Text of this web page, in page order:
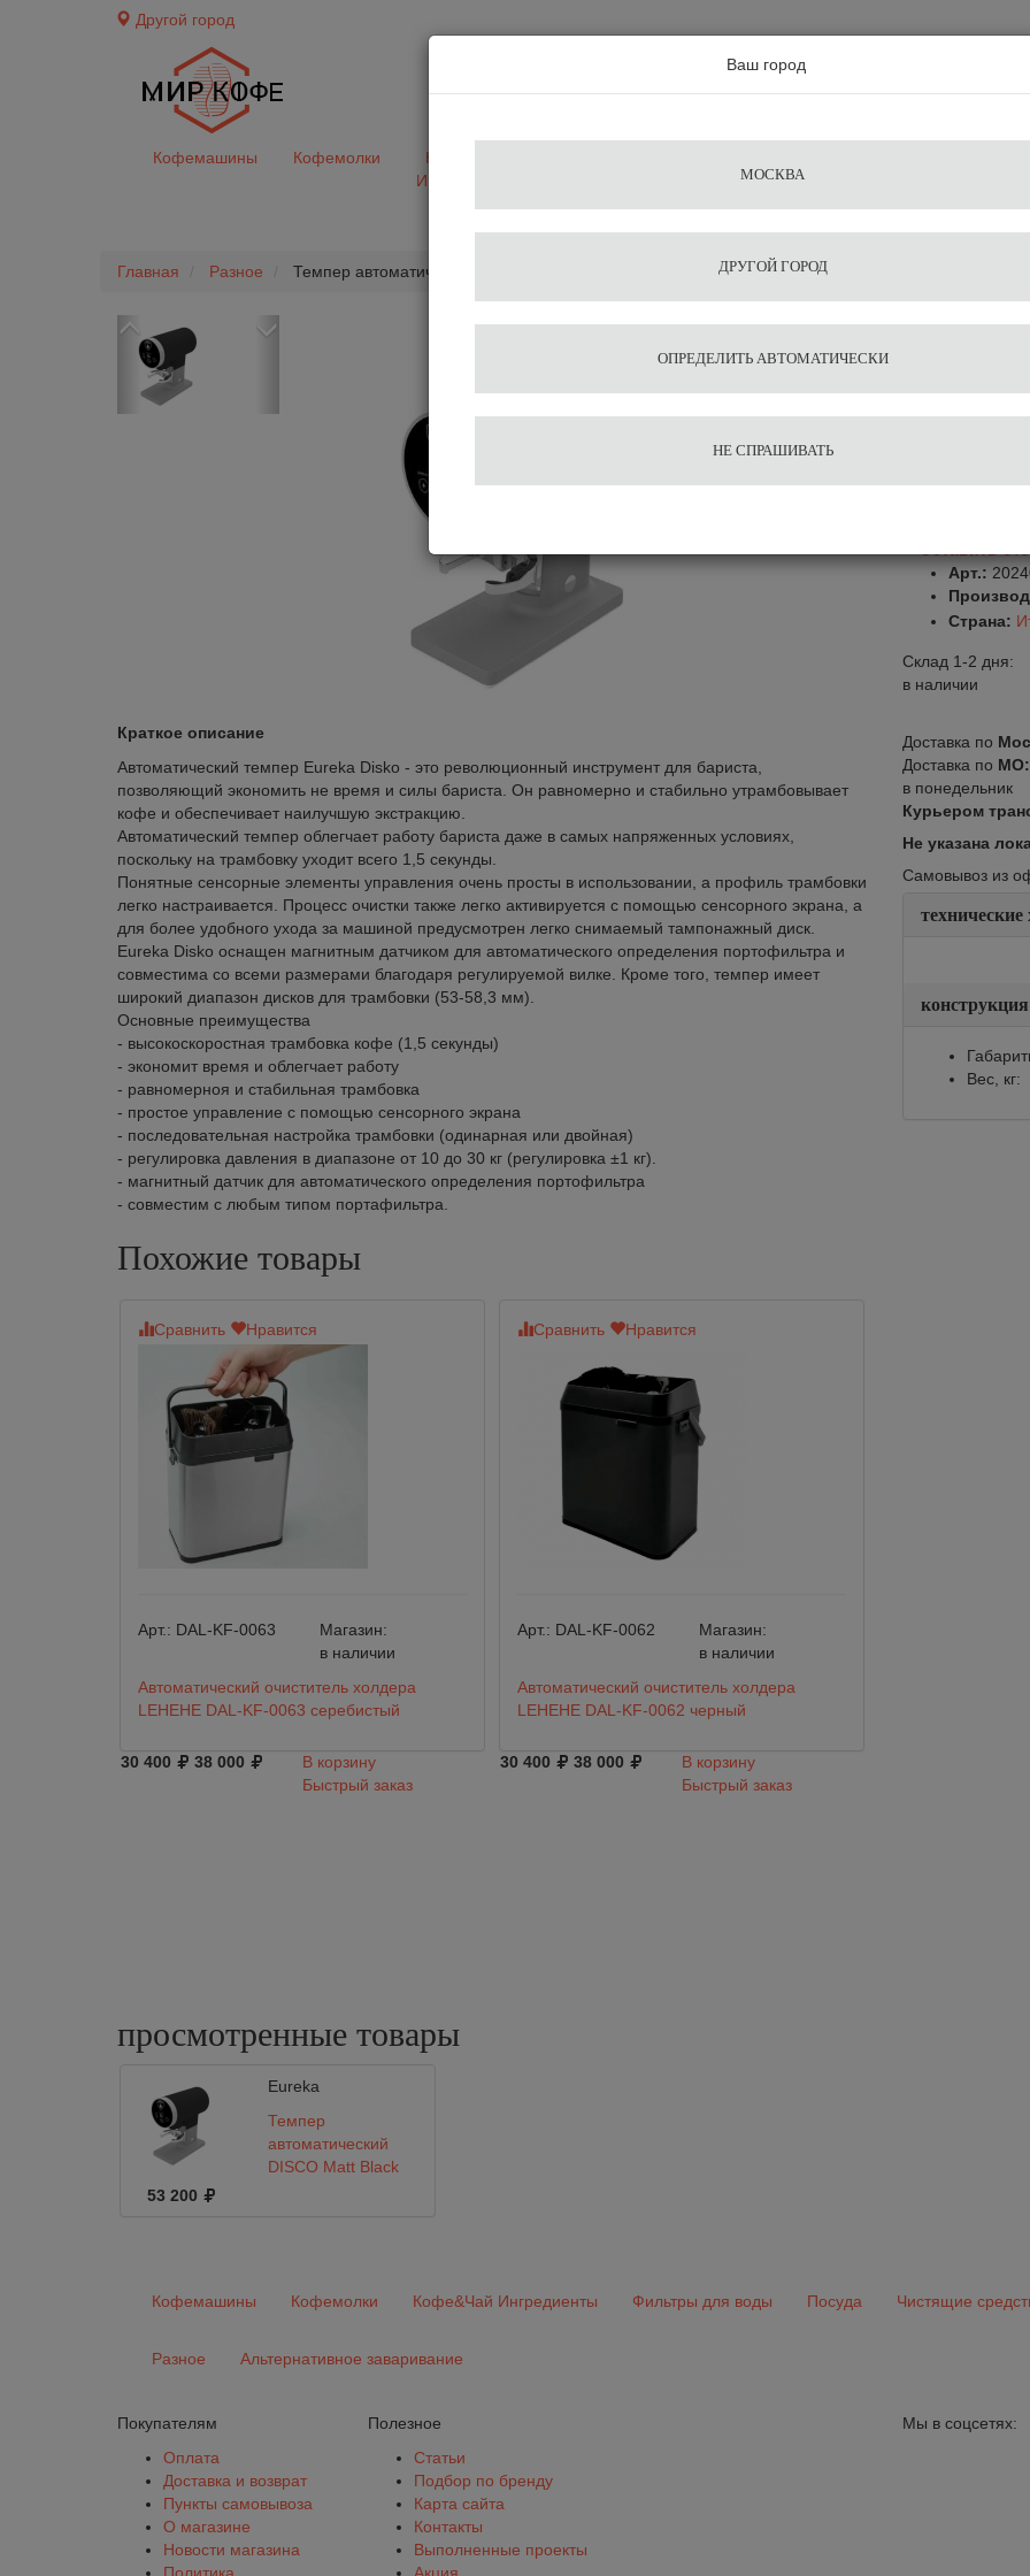
Другой город
Кофемашины Кофемолки
Кофе&Чай
Ингредиенты
средства
Главная Разное Темпер автоматический DISCO Matt Black
Previous
Краткое описание
Автоматический темпер Eureka Disko - это революционный инструмент для бариста,
позволяющий экономить не время и силы бариста. Он равномерно и стабильно утрамбовывает
кофе и обеспечивает наилучшую экстракцию.
Автоматический темпер облегчает работу бариста даже в самых напряженных условиях,
поскольку на трамбовку уходит всего 1,5 секунды.
Понятные сенсорные элементы управления очень просты в использовании, а профиль трамбовки
легко настраивается. Процесс очистки также легко активируется с помощью сенсорного экрана, а
для более удобного ухода за машиной предусмотрен легко снимаемый тампонажный диск.
Eureka Diskо оснащен магнитным датчиком для автоматического определения портофильтра и
совместима со всеми размерами благодаря регулируемой вилке. Кроме того, темпер имеет
широкий диапазон дисков для трамбовки (53-58,3 мм).
Основные преимущества
- высокоскоростная трамбовка кофе (1,5 секунды)
- экономит время и облегчает работу
- равномерноя и стабильная трамбовка
- простое управление с помощью сенсорного экрана
- последовательная настройка трамбовки (одинарная или двойная)
- регулировка давления в диапазоне от 10 до 30 кг (регулировка ±1 кг).
- магнитный датчик для автоматического определения портофильтра
- совместим с любым типом портафильтра.
Похожие товары
Сравнить Нравится
Арт.: DAL-KF-0063
Магазин:
в наличии
Автоматический очиститель холдера
LEHEHE DAL-KF-0063 серебистый
30 400 38 000
В корзину
Быстрый заказ
Сравнить Нравится
Арт.: DAL-KF-0062
Магазин:
в наличии
Автоматический очиститель холдера
LEHEHE DAL-KF-0062 черный
30 400 38 000
В корзину
Быстрый заказ
Арт.:
Страна:
Склад 1-2 дня:
в наличии
Доставка по
Доставка по МО:
в понедельник
Курьером
Не указана
Самовывоз из
конструкция
Вес, кг:
просмотренные товары
Eureka
Темпер
автоматический
DISCO Matt Black
53 200
Ваш город
МОСКВА
ДРУГОЙ ГОРОД
ОПРЕДЕЛИТЬ АВТОМАТИЧЕСКИ
НЕ СПРАШИВАТЬ
Кофемашины Кофемолки Кофе&Чай Ингредиенты Фильтры для воды Посуда Чистящие
Разное Альтернативное заваривание
Покупателям
Оплата
Доставка и возврат
Пункты самовывоза
О магазине
Новости магазина
Полезное
Статьи
Подбор по бренду
Карта сайта
Контакты
Выполненные проекты
Мы в соцсетях: